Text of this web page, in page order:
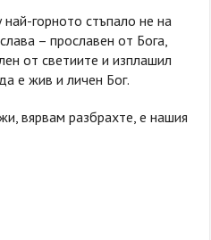
най-горното стъпало не на
– прославен от Бога,
от светиите и изплашил
е жив и личен Бог.
вярвам разбрахте, е нашия